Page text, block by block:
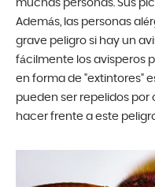
muchas personas. Sus
Además, las personas
grave peligro si hay un
fácilmente los avisperos
en forma de "extintores"
pueden ser repelidos por
hacer frente a este